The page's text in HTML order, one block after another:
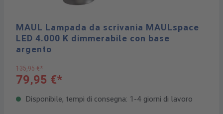
MAUL Lampada da scrivania MAULspace
LED 4.000 K dimmerabile con base
argento
135,95 €*
79,95 €*
Disponibile, tempi di consegna: 1-4 giorni di lavoro